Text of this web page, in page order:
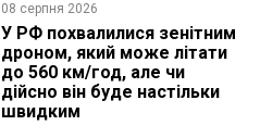
08 серпня 2026
У РФ похвалилися зенітним
дроном, який може літати
до 560 км/год, але чи
дійсно він буде настільки
швидким